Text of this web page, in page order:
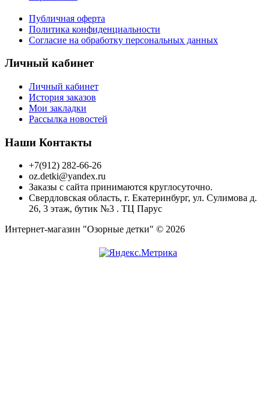
Публичная оферта
Политика конфиденциальности
Согласие на обработку персональных данных
Личный кабинет
Личный кабинет
История заказов
Мои закладки
Рассылка новостей
Наши Контакты
+7(912) 282-66-26
oz.detki@yandex.ru
Заказы с сайта принимаются круглосуточно.
Свердловская область, г. Екатеринбург, ул. Сулимова д.
26, 3 этаж, бутик №3 . ТЦ Парус
Интернет-магазин "Озорные детки" © 2026